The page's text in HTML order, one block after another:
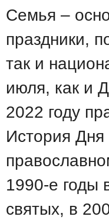
Семья –
праздники,
так и
июля, как и
2022 году
История Дня
1990-е годы
святых, в